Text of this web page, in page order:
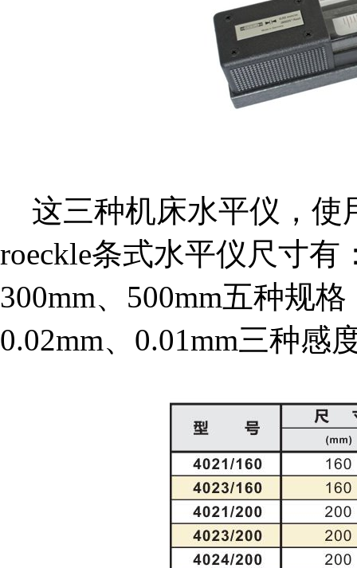
这三种机床水平仪，使
roeckle条式水平仪尺寸有
300mm、500mm五种规
0.02mm、0.01mm三种感